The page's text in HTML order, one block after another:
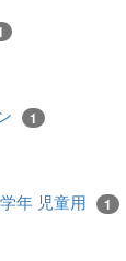
1
年 児童用 1